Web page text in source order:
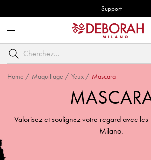
Support
Ouvrez
le
menu
Cherchez
par
mot
Home / Maquillage / Yeux/ Mascara
Valorisez et soulignez votre regard avec les
Milano.